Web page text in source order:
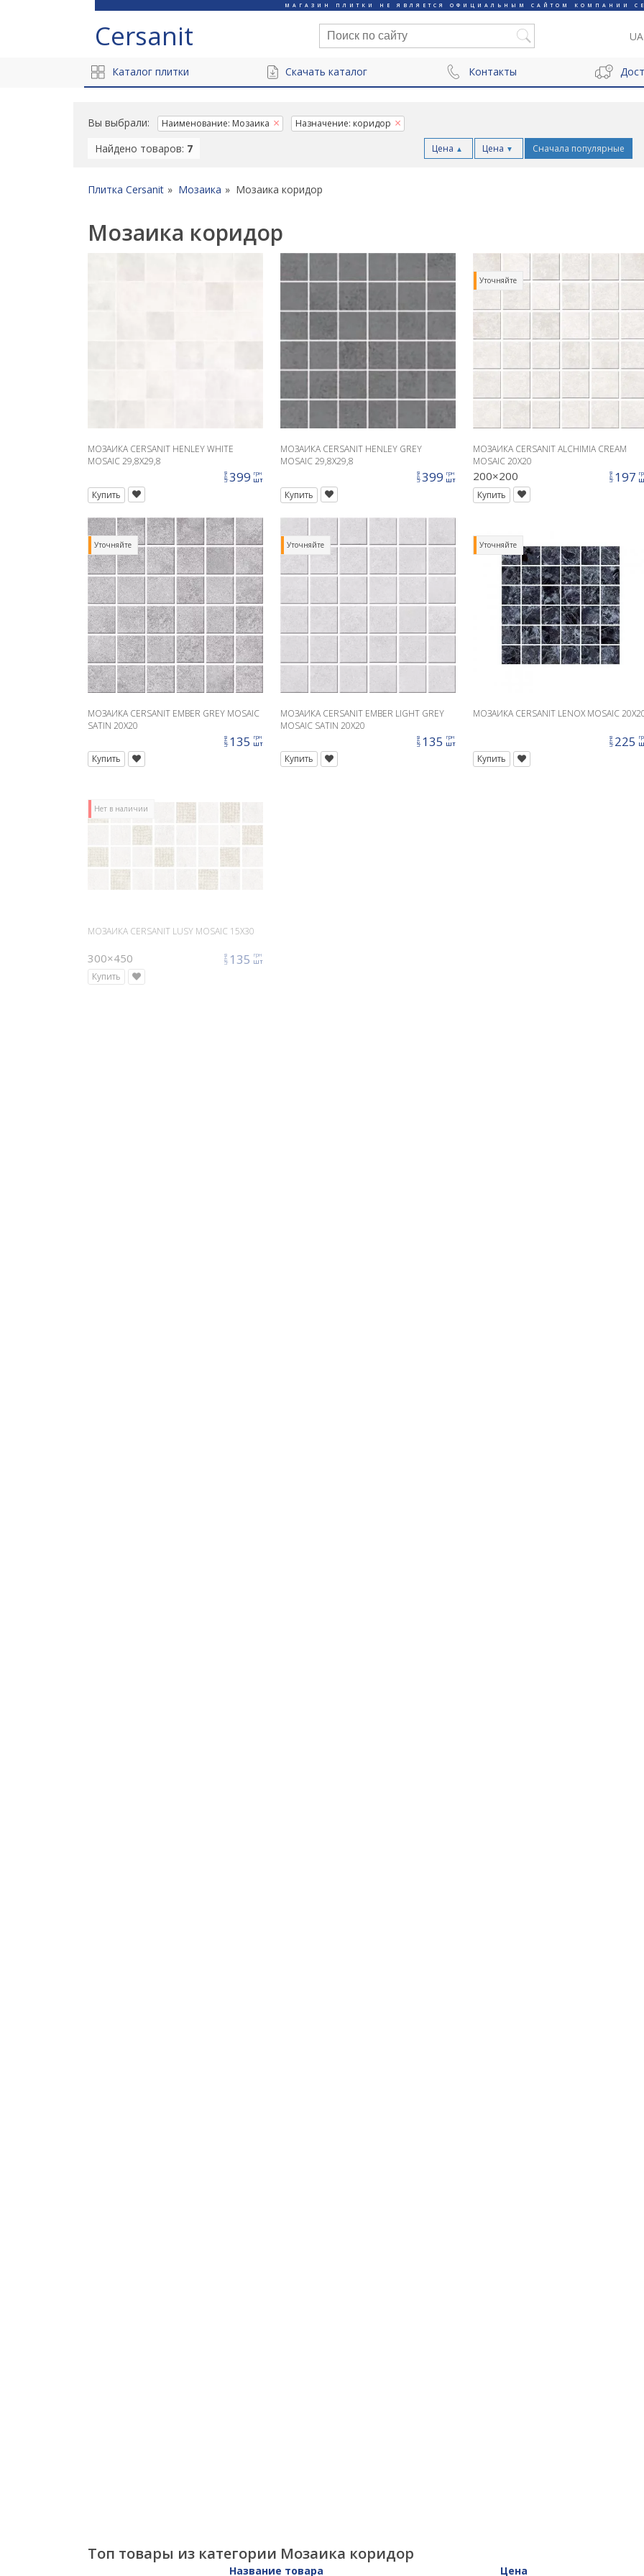
МАГАЗИН ПЛИТКИ НЕ ЯВЛЯЕТСЯ ОФИЦИАЛЬНЫМ САЙТОМ КОМПАНИИ
Cersanit UA
Каталог плитки Скачать каталог Контакты
Вы выбрали: Наименование: Мозаика Назначение: коридор
Найдено товаров: 7 Цена ▲ Цена ▼ Сначала популярные
Плитка Cersanit Мозаика Мозаика коридор
Мозаика коридор
МОЗАИКА CERSANIT HENLEY WHITE
MOSAIC 29,8X29,8
цена399 грн
шт
Купить
МОЗАИКА CERSANIT HENLEY GREY
MOSAIC 29,8X29,8
цена399 грн
шт
Купить
Уточняйте
МОЗАИКА CERSANIT ALCHIMIA CREAM
MOSAIC 20X20
200×200 цена197
Купить
Уточняйте
МОЗАИКА CERSANIT EMBER GREY MOSAIC
SATIN 20X20
цена 135 грн
шт
Купить
Уточняйте
МОЗАИКА CERSANIT EMBER LIGHT GREY
MOSAIC SATIN 20X20
цена 135 грн
шт
Купить
Уточняйте
МОЗАИКА CERSANIT LENOX MOSAIC
цена 225
Купить
Нет в наличии
МОЗАИКА CERSANIT LUSY MOSAIC 15X30
300×450 цена 135 грн
шт
Купить
Топ товары из категории Мозаика коридор
Название товара Цена